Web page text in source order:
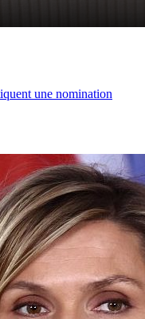
une nomination